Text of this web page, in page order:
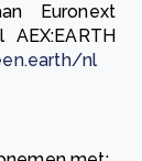
Euronext
nl